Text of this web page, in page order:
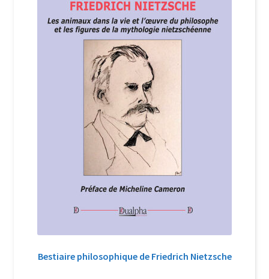
Bestiaire philosophique de Friedrich Nietzsche